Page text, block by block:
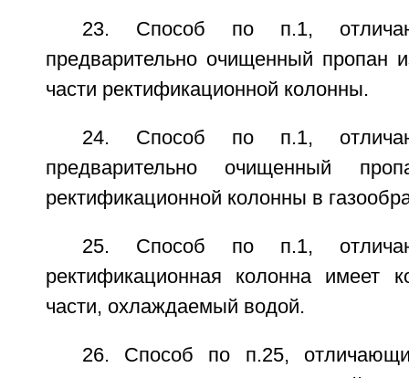
23. Способ по п.1,
предварительно очищенный пропан
части ректификационной колонны.
24. Способ по п.1,
предварительно очищенный
ректификационной колонны в
25. Способ по п.1,
ректификационная колонна имеет
части, охлаждаемый водой.
26. Способ по п.25,